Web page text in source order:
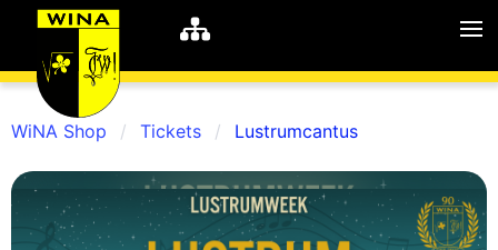
WiNA MyWiNA
WiNA Shop Tickets Lustrumcantus